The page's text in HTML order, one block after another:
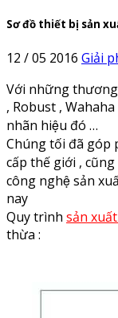
Sơ đồ thiết bị sản
12 / 05 2016 Giải
Với những
, Robust ,
nhãn hiệu đó …
Chúng tối đã góp
cấp thế giới ,
công nghệ sản
nay
Quy trình sản
thừa :